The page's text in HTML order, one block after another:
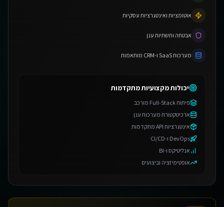
אוטומציות ואינטגרציות עסקיות
אבטחה ותשתיות ענן
מערכות SaaS ו-CRM מותאמות
יכולות מקצועיות מתקדמות
פיתוח Full-Stack מורכב
ארכיטקטורת מערכות ענן
אינטגרציות API מתקדמות
DevOps ו-CI/CD
אנליטיקס ו-BI
אופטימיזציה וביצועים